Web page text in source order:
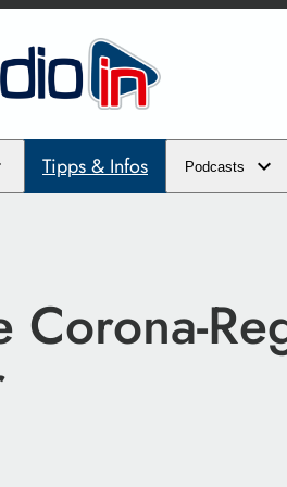
Tipps & Infos Podcasts
Corona-